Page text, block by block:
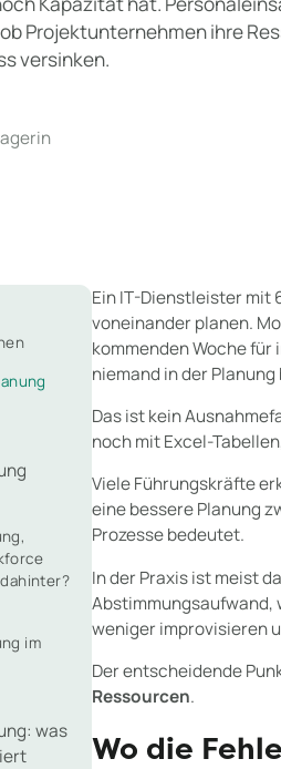
Projektunternehmen ihre
versinken.
im
was
Ein IT-Dienstleister mit
voneinander planen.
kommenden Woche
niemand in der
Das ist kein
noch mit Excel-
Viele Führungskräfte
eine bessere Planung
Prozesse bedeutet.
In der Praxis ist meist
weniger improvisieren
Der entscheidende
Ressourcen.
Wo die